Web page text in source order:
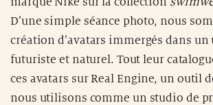
D’une simple séance photo, nous
création d’avatars immergés dans
futuriste et naturel. Tout leur
ces avatars sur Real Engine, un outil
nous utilisons comme un studio de